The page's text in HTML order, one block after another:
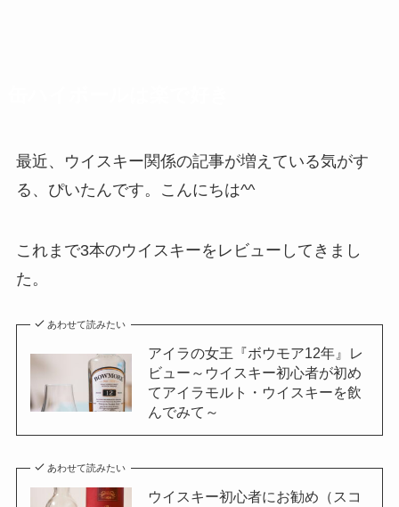
最近、ウイスキー関係の記事が増えている気がす
る、ぴいたんです。こんにちは^^
これまで3本のウイスキーをレビューしてきまし
た。
あわせて読みたい
アイラの女王『ボウモア12年』レ
ビュー～ウイスキー初心者が初め
てアイラモルト・ウイスキーを飲
んでみて～
あわせて読みたい
ウイスキー初心者にお勧め（スコ